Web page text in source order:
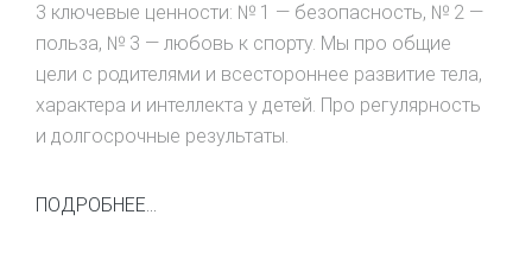
3 ключевые ценности: № 1 — безопасность, № 2 —
польза, № 3 — любовь к спорту. Мы про общие
цели с родителями и всестороннее развитие тела,
характера и интеллекта у детей. Про регулярность
и долгосрочные результаты.
ПОДРОБНЕЕ...